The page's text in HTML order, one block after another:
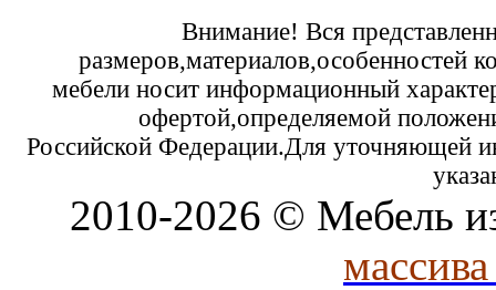
Внимание! Вся
размеров,материалов,особенностей
мебели носит информационный
офертой,определяемой
Российской Федерации.Для уточняющей
2010-2026 © Мебель